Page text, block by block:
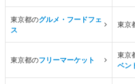
東京都のグルメ・フードフェ
ス
東京
東京都のフリーマーケット
東京
ベン